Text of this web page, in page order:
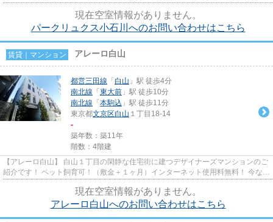
現在空室情報がありません。
パークリュクス小石川へのお問い合わせはこちら
賃貸｜マンション アレーロ白山
都営三田線 「 白山 」駅 徒歩4分
南北線 「 東大前 」駅 徒歩10分
南北線 「 本駒込 」駅 徒歩11分
東京都文京区白山 １丁目18-14
-
築年数：築11年
階数：4階建
【アレーロ白山】 白山１丁目の閑静な住宅街に建つデザイナーズマンションのご
紹介です！ ペット飼育可！（敷金＋１ヶ月）インターネット使用料無料！ 今なら
現在空室情報がありません。
アレーロ白山へのお問い合わせはこちら